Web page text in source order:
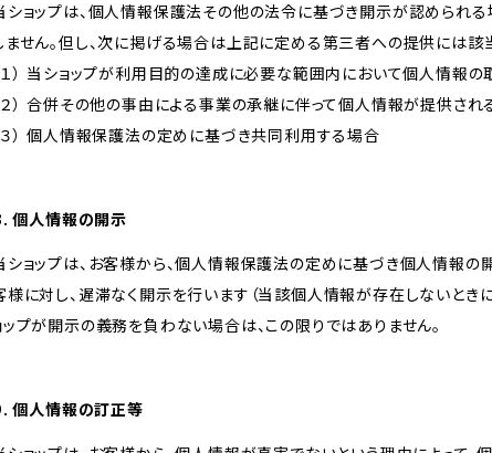
ショップは、個人情報保護法その他の法令に基づき開示が認められ
ません。但し、次に掲げる場合は上記に定める第三者への提供には該
１） 当ショップが利用目的の達成に必要な範囲内において個人情
２） 合併その他の事由による事業の承継に伴って個人情報が提供され
３） 個人情報保護法の定めに基づき共同利用する場合
個人情報の開示
ショップは、お客様から、個人情報保護法の定めに基づき個人情報
様に対し、遅滞なく開示を行います（当該個人情報が存在しないとき
ップが開示の義務を負わない場合は、この限りではありません。
個人情報の訂正等